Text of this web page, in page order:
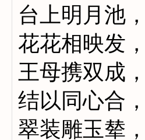
台上明月池
花花相映发
王母携双成
结以同心合
翠装雕玉辇